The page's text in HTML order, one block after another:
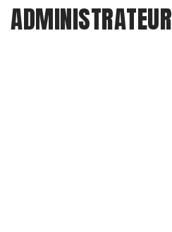
ADMINISTRATEUR